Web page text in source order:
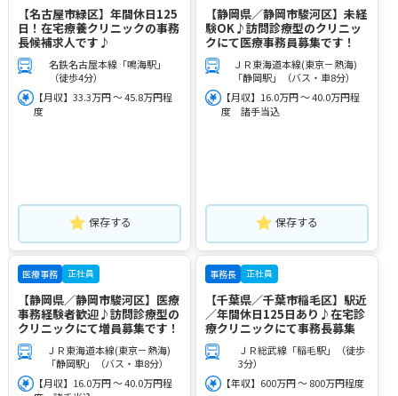
【名古屋市緑区】年間休日125
日！在宅療養クリニックの事務
長候補求人です♪
名鉄名古屋本線「鳴海駅」
（徒歩4分）
【月収】33.3万円 ～ 45.8万円程
度
保存する
【静岡県／静岡市駿河区】未経
験OK♪訪問診療型のクリニッ
クにて医療事務員募集です！
ＪＲ東海道本線(東京－熱海)
「静岡駅」（バス・車8分）
【月収】16.0万円 ～ 40.0万円程
度 諸手当込
保存する
医療事務 正社員
【静岡県／静岡市駿河区】医療
事務経験者歓迎♪訪問診療型の
クリニックにて増員募集です！
ＪＲ東海道本線(東京－熱海)
「静岡駅」（バス・車8分）
【月収】16.0万円 ～ 40.0万円程
事務長 正社員
【千葉県／千葉市稲毛区】駅近
／年間休日125日あり♪在宅診
療クリニックにて事務長募集
ＪＲ総武線「稲毛駅」（徒歩
3分）
【年収】600万円 ～ 800万円程度